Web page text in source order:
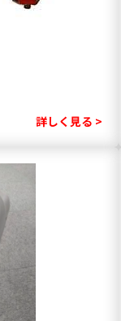
詳しく見る >